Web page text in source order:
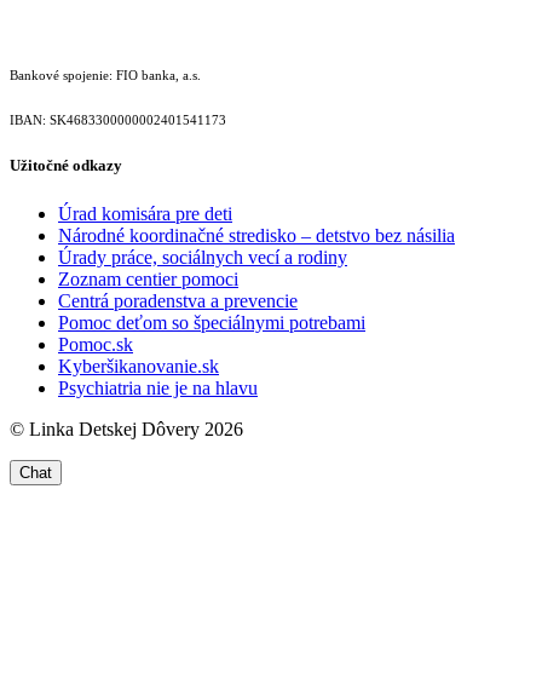
Bankové spojenie: FIO banka, a.s.
IBAN: SK46833000000­02401541173
Užitočné odkazy
Úrad komisára pre deti
Národné koordinačné stredisko – detstvo bez násilia
Úrady práce, sociálnych vecí a rodiny
Zoznam centier pomoci
Centrá poradenstva a prevencie
Pomoc deťom so špeciálnymi potrebami
Pomoc.sk
Kyberšikanovanie.sk
Psychiatria nie je na hlavu
© Linka Detskej Dôvery 2026